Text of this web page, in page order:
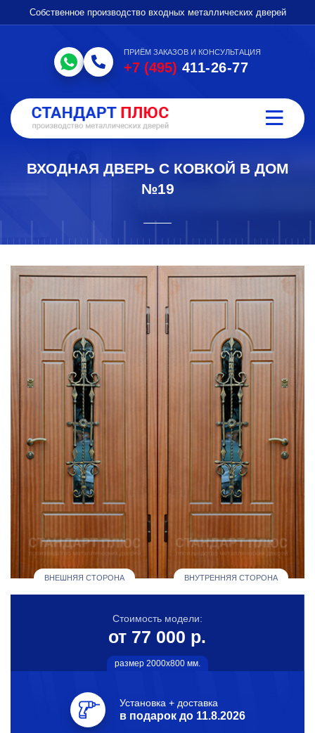
Собственное производство входных металлических дверей
ПРИЁМ ЗАКАЗОВ И КОНСУЛЬТАЦИЯ
+7 (495) 411-26-77
ВХОДНАЯ ДВЕРЬ С КОВКОЙ В ДОМ
№19
ВНЕШНЯЯ СТОРОНА ВНУТРЕННЯЯ СТОРОНА
Стоимость модели:
от 77 000 р.
размер 2000х800 мм.
Установка + доставка
в подарок до 11.8.2026